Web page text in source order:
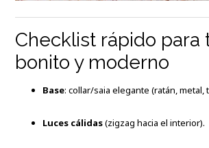
Checklist rápido para
bonito y moderno
Base: collar/saia elegante (ratán, metal,
Luces cálidas(zigzag hacia el interior).